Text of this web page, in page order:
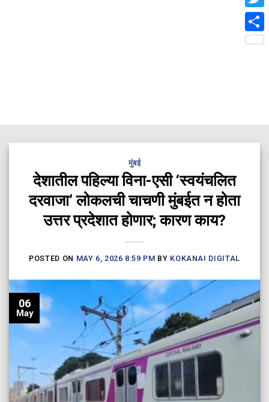
मुंबई
देशातील पहिल्या विना-एसी ‘स्वयंचलित
दरवाजा’ लोकलची चाचणी मुंबईत न होता
उत्तर प्रदेशात होणार; कारण काय?
POSTED ON MAY 6, 2026 8:59 PM BY KOKANAI DIGITAL
06
May